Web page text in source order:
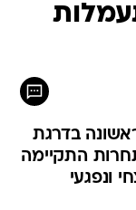
בדרגת
התקיימה
ונפגעי